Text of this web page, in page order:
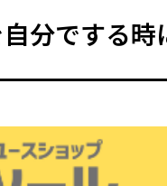
自分でする